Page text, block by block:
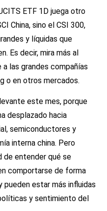
ETF 1D juega otro
China, sino el CSI 300,
y líquidas que
Es decir, mira más al
las grandes compañías
o en otros mercados.
este mes, porque
desplazado hacia
semiconductores y
interna china. Pero
de entender qué se
comportarse de forma
estar más influidas
y sentimiento del